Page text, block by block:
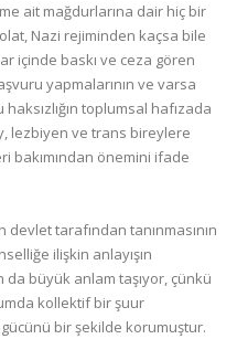
ait mağdurlarına dair hiç bir
Nazi rejiminden kaçsa bile
içinde baskı ve ceza gören
yapmalarının ve varsa
toplumsal hafızada
lezbiyen ve trans bireylere
bakımından önemini ifade
devlet tarafından tanınmasının
ilişkin anlayışın
da büyük anlam taşıyor, çünkü
kollektif bir şuur
bir şekilde korumuştur.